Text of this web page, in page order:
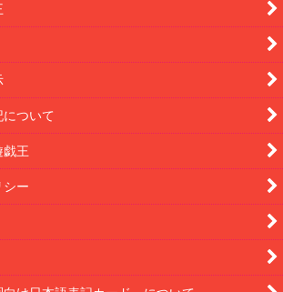
ついて
戯王
シー